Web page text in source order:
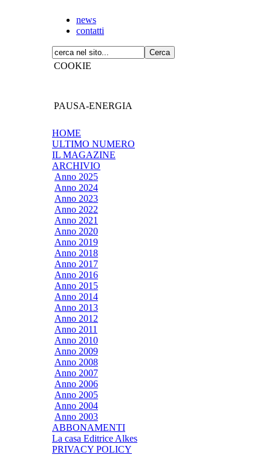
news
contatti
COOKIE
PAUSA-ENERGIA
HOME
ULTIMO NUMERO
IL MAGAZINE
ARCHIVIO
Anno 2025
Anno 2024
Anno 2023
Anno 2022
Anno 2021
Anno 2020
Anno 2019
Anno 2018
Anno 2017
Anno 2016
Anno 2015
Anno 2014
Anno 2013
Anno 2012
Anno 2011
Anno 2010
Anno 2009
Anno 2008
Anno 2007
Anno 2006
Anno 2005
Anno 2004
Anno 2003
ABBONAMENTI
La casa Editrice Alkes
PRIVACY POLICY